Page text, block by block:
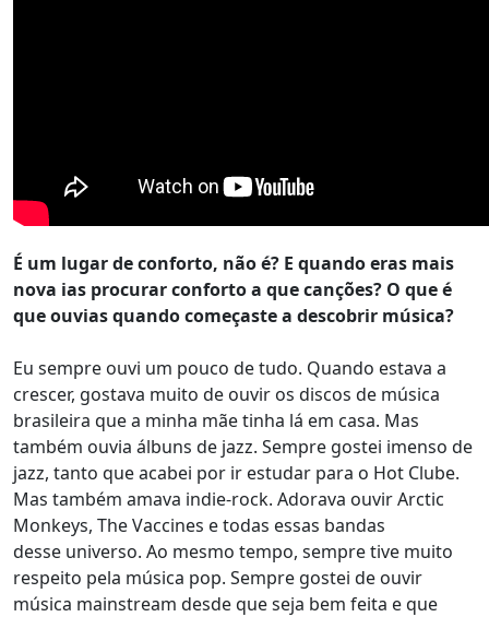
É um lugar de conforto, não é? E quando eras mais
nova ias procurar conforto a que canções? O que é
que ouvias quando começaste a descobrir música?
Eu sempre ouvi um pouco de tudo. Quando estava a
crescer, gostava muito de ouvir os discos de música
brasileira que a minha mãe tinha lá em casa. Mas
também ouvia álbuns de jazz. Sempre gostei imenso de
jazz, tanto que acabei por ir estudar para o Hot Clube.
Mas também amava indie-rock. Adorava ouvir Arctic
Monkeys, The Vaccines e todas essas bandas
desse universo. Ao mesmo tempo, sempre tive muito
respeito pela música pop. Sempre gostei de ouvir
música mainstream desde que seja bem feita e que